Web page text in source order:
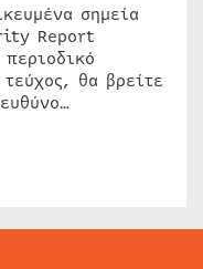
σημεία
Report
θα βρείτε